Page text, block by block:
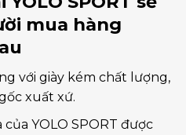
mua hàng
với giày kém chất lượng,
xuất xứ.
YOLO SPORT được